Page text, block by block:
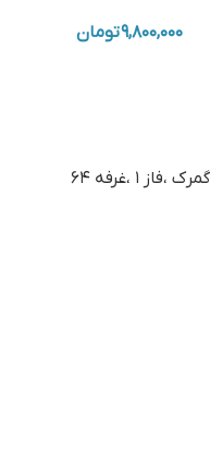
۹,۸۰۰,۰۰۰تومان
١ ،غرفه ٦٤